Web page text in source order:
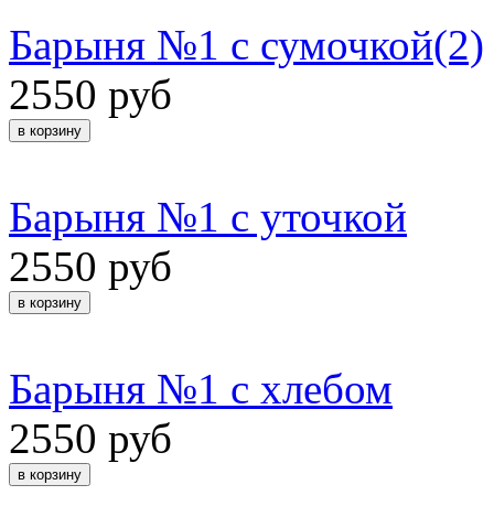
Барыня №1 с сумочкой(2)
2550 руб
Барыня №1 с уточкой
2550 руб
Барыня №1 с хлебом
2550 руб